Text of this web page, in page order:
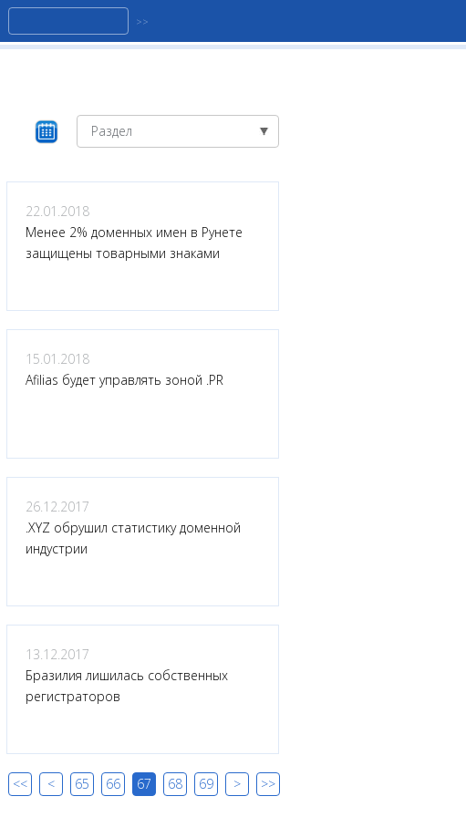
Раздел
22.01.2018
Менее 2% доменных имен в Рунете
защищены товарными знаками
15.01.2018
Afilias будет управлять зоной .PR
26.12.2017
.XYZ обрушил статистику доменной
индустрии
13.12.2017
Бразилия лишилась собственных
регистраторов
<< < 65 66 67 68 69 > >>